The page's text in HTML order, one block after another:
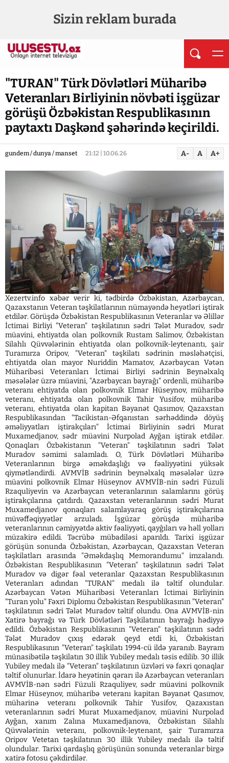
Sizin reklam burada
"TURAN" Türk Dövlətləri Müharibə
Veteranları Birliyinin növbəti işgüzar
görüşü Özbəkistan Respublikasının
paytaxtı Daşkənd şəhərində keçirildi.
gundem / dunya / manset 21:12 | 10.06.26 A- A A+
Xezertv.info xəbər verir ki, tədbirdə Özbəkistan, Azərbaycan,
Qazaxstanın Veteran təşkilatlarının nümayəndə heyətləri iştirak
etdilər. Görüşdə Özbəkistan Respublikasının Veteranlar və Əlillər
İctimai Birliyi "Veteran" təşkilatının sədri Tələt Muradov, sədr
müavini, ehtiyatda olan polkovnik Rustam Salimov, Özbəkistan
Silahlı Qüvvələrinin ehtiyatda olan polkovnik-leytenantı, şair
Turamırza Oripov, "Veteran" təşkilatı sədrinin məsləhətçisi,
ehtiyatda olan mayor Nuriddin Mamatov, Azərbaycan Vətən
Müharibəsi Veteranları İctimai Birliyi sədrinin Beynəlxalq
məsələlər üzrə müavini, "Azərbaycan bayrağı" ordenli, müharibə
veteranı ehtiyatda olan polkovnik Elmar Hüseynov, müharibə
veteranı, ehtiyatda olan polkovnik Tahir Yusifov, müharibə
veteranı, ehtiyatda olan kapitan Bəyanət Qasımov, Qazaxstan
Respublikasından "Tacikistan-Əfqanıstan sərhəddində döyüş
əməliyyatları iştirakçıları" İctimai Birliyinin sədri Murat
Muxamedjanov, sədr müavini Nurpolad Ayğan iştirak etdilər.
Qonaqları Özbəkistanın "Veteran" təşkilatının sədri Tələt
Muradov səmimi salamladı. O, Türk Dövlətləri Müharibə
Veteranlarının birgə əməkdaşlığı və fəaliyyətini yüksək
qiymətləndirdi. AVMVİB sədrinin beynəlxalq məsələlər üzrə
müavini polkovnik Elmar Hüseynov AVMVİB-nin sədri Füzuli
Rzaquliyevin və Azərbaycan veteranlarının salamlarını görüş
iştirakçılarına çatdırdı. Qazaxstan veteranlarının sədri Murat
Muxamedjanov qonaqları salamlayaraq görüş iştirakçılarına
müvəffəqiyyətlər arzuladı. İşgüzar görüşdə müharibə
veteranlarının cəmiyyətdə aktiv fəaliyyəti, qayğıları və həll yolları
müzakirə edildi. Təcrübə mübadiləsi aparıldı. Tarixi işgüzar
görüşün sonunda Özbəkistan, Azərbaycan, Qazaxstan Veteran
təşkilatları arasında "Əməkdaşlıq Memorandumu" imzalandı.
Özbəkistan Respublikasının "Veteran" təşkilatının sədri Tələt
Muradov və digər fəal veteranlar Qazaxstan Respublikasının
Veteranları adından "TURAN" medalı ilə təltif olundular.
Azərbaycan Vətən Müharibəsi Veteranları İctimai Birliyinin
"Turan yolu" Fəxri Diplomu Özbəkistan Respublikasının "Veteran"
təşkilatının sədri Tələt Muradov təltif olundu. Ona AVMVİB-nin
Xatirə bayrağı və Türk Dövlətləri Təşkilatının bayrağı hədiyyə
edildi. Özbəkistan Respublikasının "Veteran" təşkilatının sədri
Tələt Muradov çıxış edərək qeyd etdi ki, Özbəkistan
Respublikasının "Veteran" təşkilatı 1994-cü ildə yaranıb. Bayram
münasibətilə təşkilatın 30 illik Yubiley medalı təsis edilib. 30 illik
Yubiley medalı ilə "Veteran" təşkilatının üzvləri və fəxri qonaqlar
təltif olunurlar. İdarə heyətinin qərarı ilə Azərbaycan veteranları
AVMVİB-nən sədri Füzuli Rzaquliyev, sədr müavini polkovnik
Elmar Hüseynov, müharibə veteranı kapitan Bəyanət Qasımov,
müharinə veteranı polkovnik Tahir Yusifov, Qazaxıstan
veteranlarının sədri Murat Muxamedjanov, müavini Nurpolad
Ayğan, xanım Zalına Muxamedjanova, Özbəkistan Silahlı
Qüvvələrinin veteranı, polkovnik-leytenant, şair Turamırza
Oripov Vetetan təşkilatının 30 illik Yubiley medalı ilə təltif
olundular. Tarixi qardaşlıq görüşünün sonunda veteranlar birgə
xatirə fotosu çəkdirdilər.